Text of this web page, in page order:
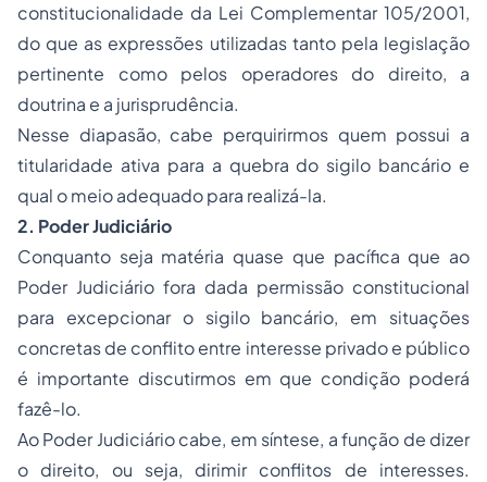
constitucionalidade da Lei Complementar 105/2001,
do que as expressões utilizadas tanto pela legislação
pertinente como pelos operadores do direito, a
doutrina e a jurisprudência.
Nesse diapasão, cabe perquirirmos quem possui a
titularidade ativa para a quebra do sigilo bancário e
qual o meio adequado para realizá-la.
2. Poder Judiciário
Conquanto seja matéria quase que pacífica que ao
Poder Judiciário fora dada permissão constitucional
para excepcionar o sigilo bancário, em situações
concretas de conflito entre interesse privado e público
é importante discutirmos em que condição poderá
fazê-lo.
Ao Poder Judiciário cabe, em síntese, a função de dizer
o direito, ou seja, dirimir conflitos de interesses.